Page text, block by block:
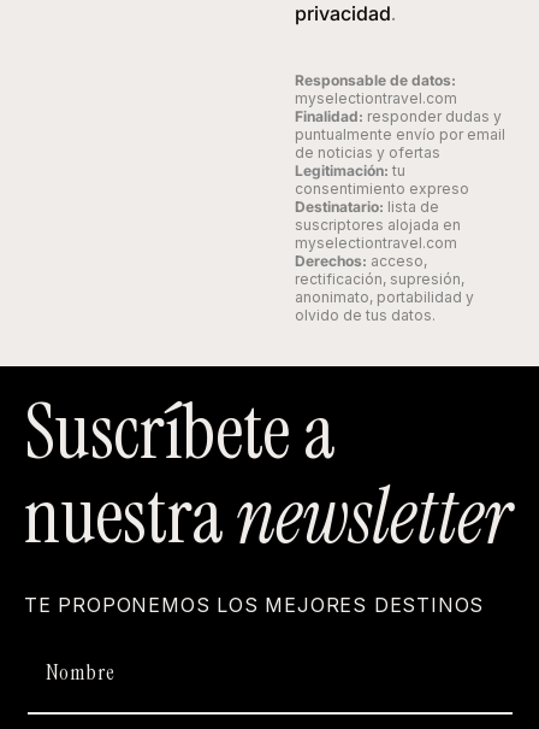
privacidad.
Responsable de datos:
myselectiontravel.com
Finalidad: responder dudas y
puntualmente envío por email
de noticias y ofertas
Legitimación: tu
consentimiento expreso
Destinatario: lista de
suscriptores alojada en
myselectiontravel.com
Derechos: acceso,
rectificación, supresión,
anonimato, portabilidad y
olvido de tus datos.
Suscríbete a
nuestranewsletter
TE PROPONEMOS LOS MEJORES DESTINOS